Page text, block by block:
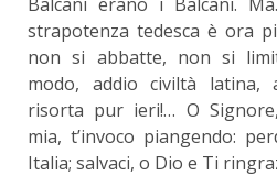
strapotenza tedesca è ora
non si abbatte, non si
modo, addio civiltà latina,
risorta pur ieri!… O Signore,
mia, t’invoco piangendo:
Italia; salvaci, o Dio e Ti